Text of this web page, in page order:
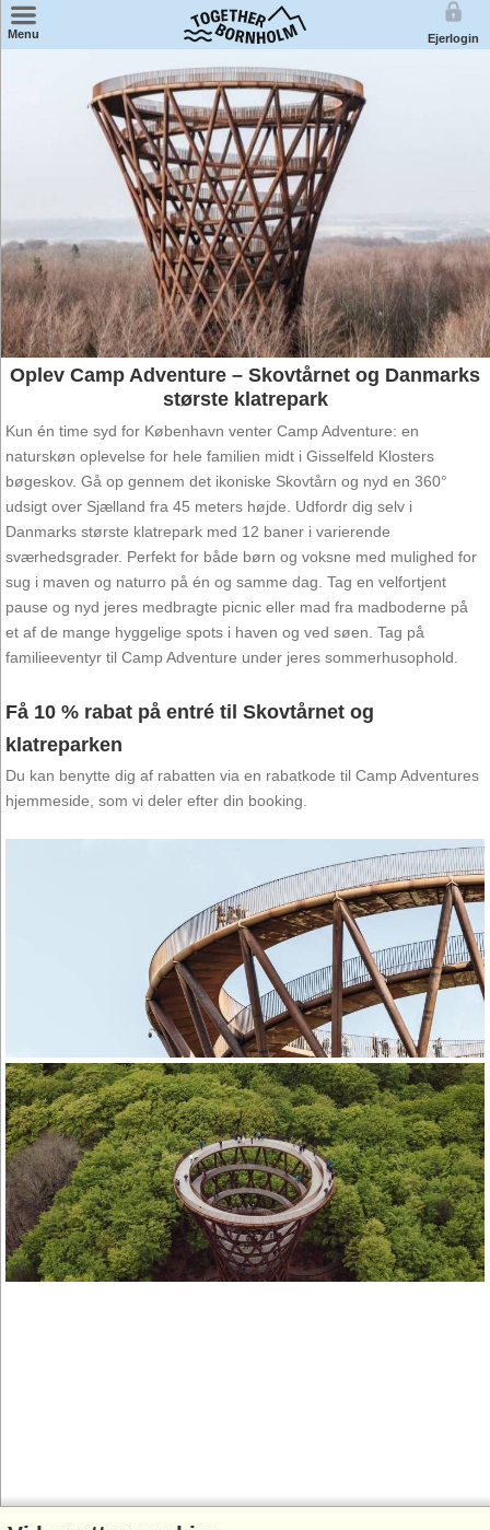
Menu Ejerlogin
Find feriecenter på kort
Miniferie
Weekendophold
Familieophold
Ferie for 2
Oplev Camp Adventure – Skovtårnet og Danmarks
største klatrepark
Kun én time syd for København venter Camp Adventure: en
naturskøn oplevelse for hele familien midt i Gisselfeld Klosters
bøgeskov. Gå op gennem det ikoniske Skovtårn og nyd en 360°
udsigt over Sjælland fra 45 meters højde. Udfordr dig selv i
Danmarks største klatrepark med 12 baner i varierende
sværhedsgrader. Perfekt for både børn og voksne med mulighed for
sug i maven og naturro på én og samme dag. Tag en velfortjent
pause og nyd jeres medbragte picnic eller mad fra madboderne på
et af de mange hyggelige spots i haven og ved søen. Tag på
familieeventyr til Camp Adventure under jeres sommerhusophold.
Få 10 % rabat på entré til Skovtårnet og
klatreparken
Du kan benytte dig af rabatten via en rabatkode til Camp Adventures
hjemmeside, som vi deler efter din booking.